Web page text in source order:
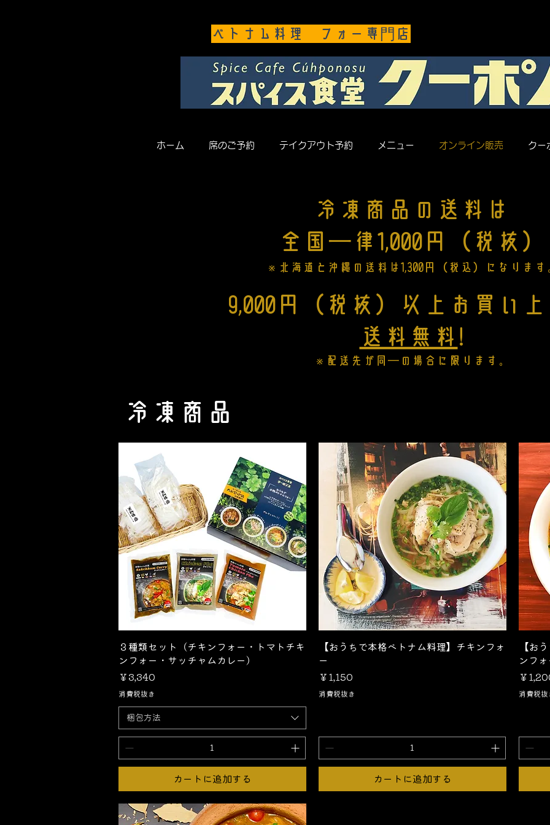
ベトナム料理 フォー専門店
ホーム 席のご予約 テイクアウト予約 メニュー オンライン販売 クー
冷凍商品の送料は
全国一律1,000円（税抜）
※北海道と沖縄の送料は1,300円（税込）になります
9,000円（税抜 ）以上お買い
送料無料 !
※配送先が同一の場合に限ります。
冷凍商品
クイックビュー
３種類セット（チキンフォー・トマトチキ
ンフォー・サッチャムカレー）
価格
￥3,340
消費税抜き
梱包方法
カートに追加する
クイックビュー
【おうちで本格ベトナム料理】チキンフォ
ー
価格
￥1,150
消費税抜き
カートに追加する
【お
ンフ
価格
￥
消費税抜